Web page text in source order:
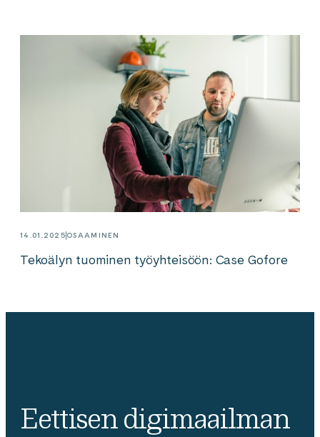
14.01.2025 OSAAMINEN
Tekoälyn tuominen työyhteisöön: Case Gofore
Eettisen digimaailman